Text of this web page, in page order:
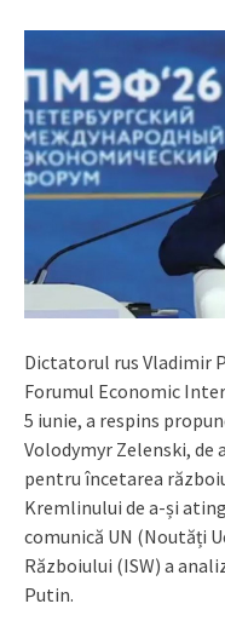
Dictatorul rus Vladimir
Forumul Economic
5 iunie, a respins
Volodymyr Zelenski, de
pentru încetarea
Kremlinului de a-și
comunică UN (Noutăți
Războiului (ISW) a
Putin.